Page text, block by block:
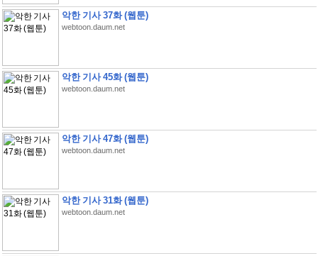
악한 기사 37화 (웹툰)
webtoon.daum.net
악한 기사 45화 (웹툰)
webtoon.daum.net
악한 기사 47화 (웹툰)
webtoon.daum.net
악한 기사 31화 (웹툰)
webtoon.daum.net